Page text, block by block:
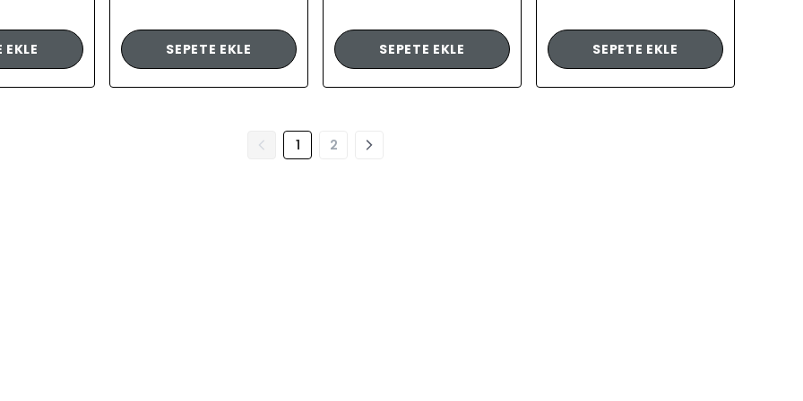
EKLE SEPETE EKLE SEPETE EKLE SEPETE EKLE
1 2